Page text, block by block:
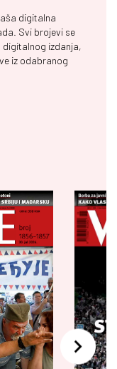
digitalna
Svi brojevi se
digitalnog izdanja,
iz odabranog